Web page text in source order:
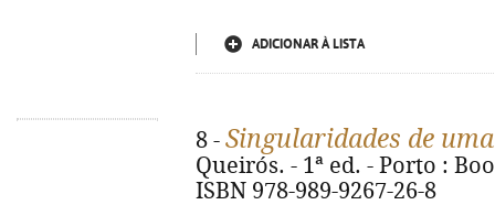
ADICIONAR À LISTA
8 - Singularidades de
Queirós. - 1ª ed. - Porto :
ISBN 978-989-9267-26-8